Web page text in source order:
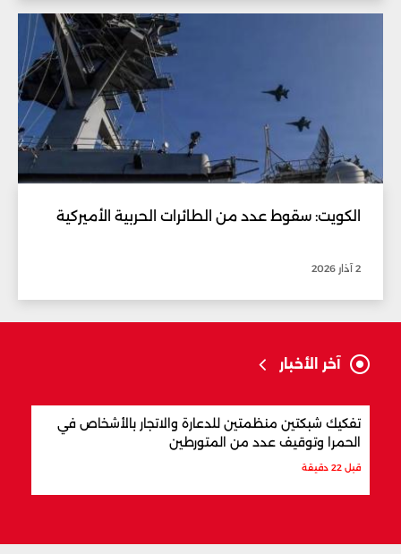
الكويت: سقوط عدد من الطائرات الحربية الأميركية
2 آذار 2026
آخر الأخبار
تفكيك شبكتين منظمتين للدعارة والاتجار بالأشخاص في
الحمرا وتوقيف عدد من المتورطين
قبل 22 دقيقة